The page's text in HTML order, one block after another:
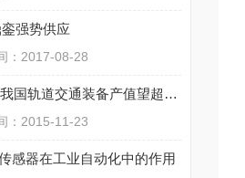
强势供应
：2017-08-28
2020年我国轨道交通装备产值望超过6千亿元
：2015-11-23
感器在工业自动化中的作用